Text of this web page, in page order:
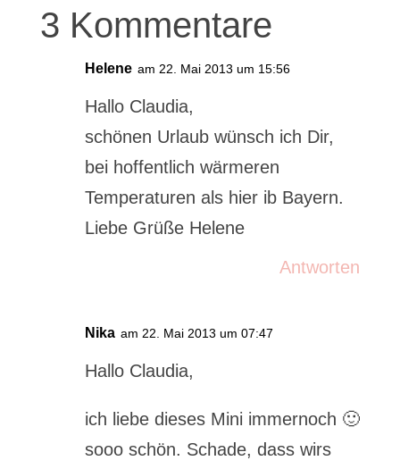
3 Kommentare
Helene am 22. Mai 2013 um 15:56
Hallo Claudia,
schönen Urlaub wünsch ich Dir,
bei hoffentlich wärmeren
Temperaturen als hier ib Bayern.
Liebe Grüße Helene
Antworten
Nika am 22. Mai 2013 um 07:47
Hallo Claudia,
ich liebe dieses Mini immernoch 🙂
sooo schön. Schade, dass wirs